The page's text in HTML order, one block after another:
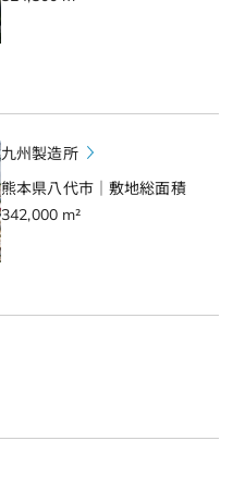
九州製造所
熊本県八代市｜敷地総面積
342,000 m²